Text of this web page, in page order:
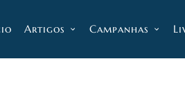
Artigos Campanhas